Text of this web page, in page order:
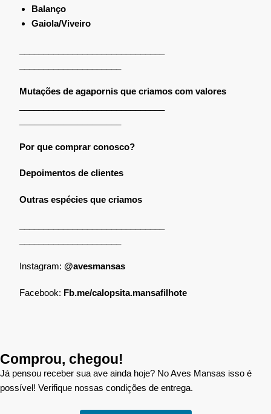
Balanço
Gaiola/Viveiro
Mutações de agapornis que criamos com valores
Por que comprar conosco?
Depoimentos de clientes
Outras espécies que criamos
Instagram: @avesmansas
Facebook: Fb.me/calopsita.mansafilhote
Comprou, chegou!
Já pensou receber sua ave ainda hoje? No Aves Mansas isso é
possível! Verifique nossas condições de entrega.